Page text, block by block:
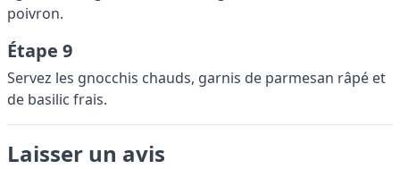
poivron.
Étape 9
Servez les gnocchis chauds, garnis de parmesan râpé et
de basilic frais.
Laisser un avis